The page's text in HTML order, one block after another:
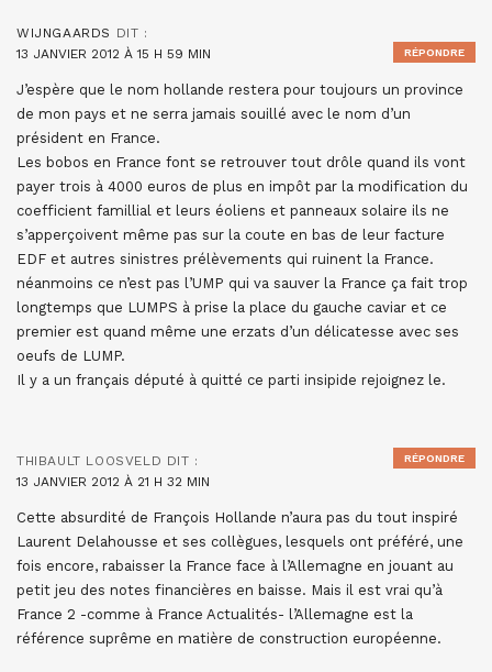
WIJNGAARDS DIT :
13 JANVIER 2012 À 15 H 59 MIN
J’espère que le nom hollande restera pour toujours un province
de mon pays et ne serra jamais souillé avec le nom d’un
président en France.
Les bobos en France font se retrouver tout drôle quand ils vont
payer trois à 4000 euros de plus en impôt par la modification du
coefficient famillial et leurs éoliens et panneaux solaire ils ne
s’apperçoivent même pas sur la coute en bas de leur facture
EDF et autres sinistres prélèvements qui ruinent la France.
néanmoins ce n’est pas l’UMP qui va sauver la France ça fait trop
longtemps que LUMPS à prise la place du gauche caviar et ce
premier est quand même une erzats d’un délicatesse avec ses
oeufs de LUMP.
Il y a un français député à quitté ce parti insipide rejoignez le.
RÉPONDRE
THIBAULT LOOSVELD DIT :
13 JANVIER 2012 À 21 H 32 MIN
Cette absurdité de François Hollande n’aura pas du tout inspiré
Laurent Delahousse et ses collègues, lesquels ont préféré, une
fois encore, rabaisser la France face à l’Allemagne en jouant au
petit jeu des notes financières en baisse. Mais il est vrai qu’à
France 2 -comme à France Actualités- l’Allemagne est la
référence suprême en matière de construction européenne.
RÉPONDRE